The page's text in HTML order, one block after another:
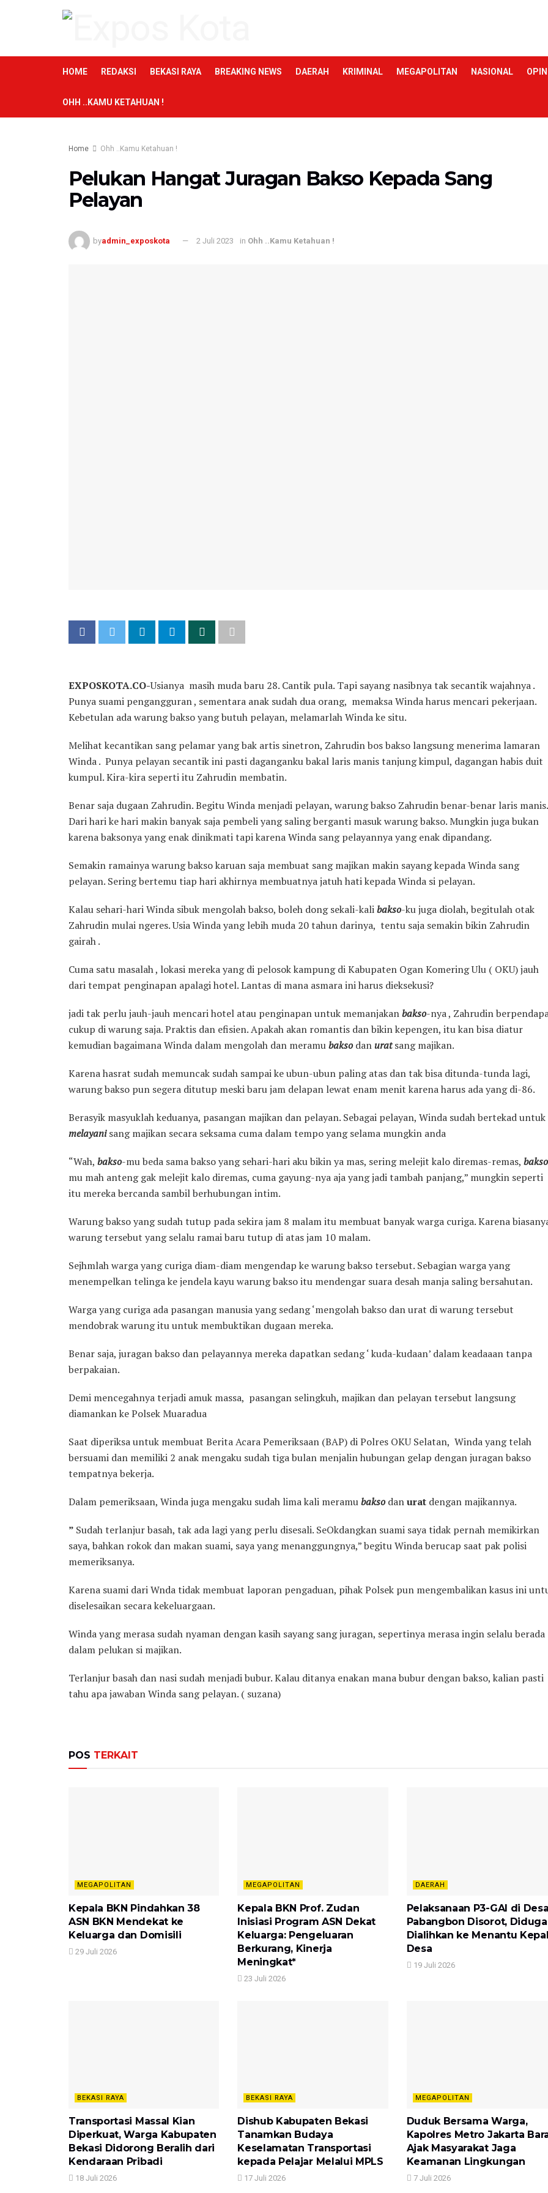
HOME REDAKSI BEKASI RAYA BREAKING NEWS DAERAH KRIMINAL MEGAPOLITAN NASIONAL
OHH ..KAMU KETAHUAN !
Home Ohh ..Kamu Ketahuan !
Pelukan Hangat Juragan Bakso Kepada Sang
Pelayan
byadmin_exposkota 2 Juli 2023 in Ohh ..Kamu Ketahuan !
EXPOSKOTA.CO-Usianya masih muda baru 28. Cantik pula. Tapi sayang nasibnya tak secantik wajahnya .
Punya suami pengangguran , sementara anak sudah dua orang, memaksa Winda harus mencari pekerjaan.
Kebetulan ada warung bakso yang butuh pelayan, melamarlah Winda ke situ.
Melihat kecantikan sang pelamar yang bak artis sinetron, Zahrudin bos bakso langsung menerima lamaran
Winda . Punya pelayan secantik ini pasti daganganku bakal laris manis tanjung kimpul, dagangan habis duit
kumpul. Kira-kira seperti itu Zahrudin membatin.
Benar saja dugaan Zahrudin. Begitu Winda menjadi pelayan, warung bakso Zahrudin benar-benar laris
Dari hari ke hari makin banyak saja pembeli yang saling berganti masuk warung bakso. Mungkin juga bukan
karena baksonya yang enak dinikmati tapi karena Winda sang pelayannya yang enak dipandang.
Semakin ramainya warung bakso karuan saja membuat sang majikan makin sayang kepada Winda sang
pelayan. Sering bertemu tiap hari akhirnya membuatnya jatuh hati kepada Winda si pelayan.
Kalau sehari-hari Winda sibuk mengolah bakso, boleh dong sekali-kalibakso-ku juga diolah, begitulah otak
Zahrudin mulai ngeres. Usia Winda yang lebih muda 20 tahun darinya, tentu saja semakin bikin Zahrudin
gairah .
Cuma satu masalah , lokasi mereka yang di pelosok kampung di Kabupaten Ogan Komering Ulu ( OKU) jauh
dari tempat penginapan apalagi hotel. Lantas di mana asmara ini harus dieksekusi?
jadi tak perlu jauh-jauh mencari hotel atau penginapan untuk memanjakanbakso-nya , Zahrudin
cukup di warung saja. Praktis dan efisien. Apakah akan romantis dan bikin kepengen, itu kan bisa diatur
kemudian bagaimana Winda dalam mengolah dan meramubaksodan uratsang majikan.
Karena hasrat sudah memuncak sudah sampai ke ubun-ubun paling atas dan tak bisa ditunda-tunda lagi,
warung bakso pun segera ditutup meski baru jam delapan lewat enam menit karena harus ada yang di-86.
Berasyik masyuklah keduanya, pasangan majikan dan pelayan. Sebagai pelayan, Winda sudah bertekad untuk
melayanisang majikan secara seksama cuma dalam tempo yang selama mungkin anda
“Wah, bakso-mu beda sama bakso yang sehari-hari aku bikin ya mas, sering melejit kalo diremas-remas, bakso
mu mah anteng gak melejit kalo diremas, cuma gayung-nya aja yang jadi tambah panjang,” mungkin seperti
itu mereka bercanda sambil berhubungan intim.
Warung bakso yang sudah tutup pada sekira jam 8 malam itu membuat banyak warga curiga. Karena
warung tersebut yang selalu ramai baru tutup di atas jam 10 malam.
Sejhmlah warga yang curiga diam-diam mengendap ke warung bakso tersebut. Sebagian warga yang
menempelkan telinga ke jendela kayu warung bakso itu mendengar suara desah manja saling bersahutan.
Warga yang curiga ada pasangan manusia yang sedang ‘mengolah bakso dan urat di warung tersebut
mendobrak warung itu untuk membuktikan dugaan mereka.
Benar saja, juragan bakso dan pelayannya mereka dapatkan sedang ‘ kuda-kudaan’ dalam keadaaan tanpa
berpakaian.
Demi mencegahnya terjadi amuk massa, pasangan selingkuh, majikan dan pelayan tersebut langsung
diamankan ke Polsek Muaradua
Saat diperiksa untuk membuat Berita Acara Pemeriksaan (BAP) di Polres OKU Selatan, Winda yang telah
bersuami dan memiliki 2 anak mengaku sudah tiga bulan menjalin hubungan gelap dengan juragan bakso
tempatnya bekerja.
Dalam pemeriksaan, Winda juga mengaku sudah lima kali meramubaksodanurat dengan majikannya.
” Sudah terlanjur basah, tak ada lagi yang perlu disesali. SeOkdangkan suami saya tidak pernah memikirkan
saya, bahkan rokok dan makan suami, saya yang menanggungnya,” begitu Winda berucap saat pak polisi
memeriksanya.
Karena suami dari Wnda tidak membuat laporan pengaduan, pihak Polsek pun mengembalikan kasus ini
diselesaikan secara kekeluargaan.
Winda yang merasa sudah nyaman dengan kasih sayang sang juragan, sepertinya merasa ingin selalu berada
dalam pelukan si majikan.
Terlanjur basah dan nasi sudah menjadi bubur. Kalau ditanya enakan mana bubur dengan bakso, kalian pasti
tahu apa jawaban Winda sang pelayan. ( suzana)
POS TERKAIT
MEGAPOLITAN
Kepala BKN Pindahkan 38
ASN BKN Mendekat ke
Keluarga dan Domisili
29 Juli 2026
MEGAPOLITAN
Kepala BKN Prof. Zudan
Inisiasi Program ASN Dekat
Keluarga: Pengeluaran
Berkurang, Kinerja
Meningkat*
23 Juli 2026
DAERAH
Pelaksanaan P3-GAI di
Pabangbon Disorot, Diduga
Dialihkan ke Menantu
Desa
19 Juli 2026
BEKASI RAYA
Transportasi Massal Kian
Diperkuat, Warga Kabupaten
Bekasi Didorong Beralih dari
Kendaraan Pribadi
18 Juli 2026
BEKASI RAYA
Dishub Kabupaten Bekasi
Tanamkan Budaya
Keselamatan Transportasi
kepada Pelajar Melalui MPLS
17 Juli 2026
MEGAPOLITAN
Duduk Bersama Warga,
Kapolres Metro Jakarta
Ajak Masyarakat Jaga
Keamanan Lingkungan
7 Juli 2026